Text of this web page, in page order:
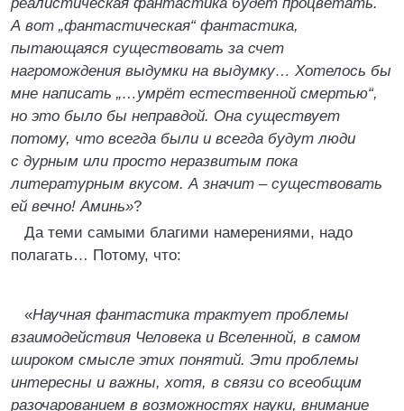
А вот „фантастическая“ фантастика,
пытающаяся существовать за счет
нагромождения выдумки на выдумку… Хотелось бы
мне написать „…умрёт естественной смертью“,
но это было бы неправдой. Она существует
потому, что всегда были и всегда будут люди
с дурным или просто неразвитым пока
литературным вкусом. А значит – существовать
ей вечно! Аминь»?
Да теми самыми благими намерениями, надо
полагать… Потому, что:
«Научная фантастика трактует проблемы
взаимодействия Человека и Вселенной, в самом
широком смысле этих понятий. Эти проблемы
интересны и важны, хотя, в связи со всеобщим
разочарованием в возможностях науки, внимание